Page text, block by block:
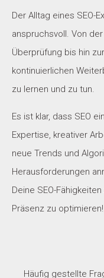
Der Alltag eines SEO-
anspruchsvoll. Von
Überprüfung bis hin
kontinuierlichen
zu lernen und zu tun.
Es ist klar, dass SEO
Expertise, kreativer
neue Trends und
Herausforderungen
Deine SEO-
Präsenz zu optimieren!
Häufig gestellte